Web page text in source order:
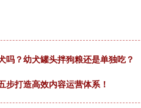
吗？幼犬罐头拌狗粮还是单独吃？
步打造高效内容运营体系！